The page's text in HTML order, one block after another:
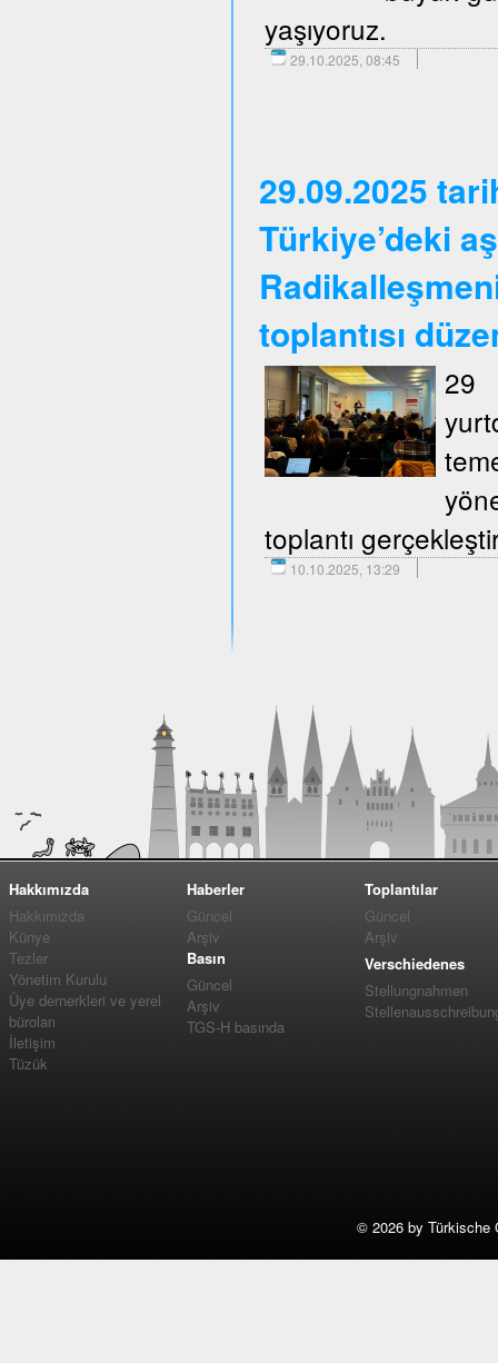
yaşıyoruz.
29.10.2025, 08:45
29.09.2025
Türkiye’deki
toplantısı
29
toplantı
10.10.2025, 13:29
Hakkımızda
Hakkımızda
Künye
Tezler
Yönetim Kurulu
Üye dernerkleri ve yerel
büroları
İletişim
Tüzük
Haberler
Güncel
Arşiv
Basın
Güncel
Arşiv
TGS-H basında
Toplantılar
Güncel
Arşiv
Verschiedenes
Stellungnahmen
© 2026 by Türkische